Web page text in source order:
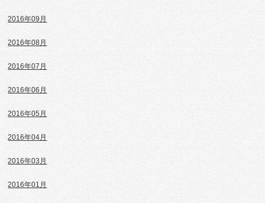
2016年09月
2016年08月
2016年07月
2016年06月
2016年05月
2016年04月
2016年03月
2016年01月